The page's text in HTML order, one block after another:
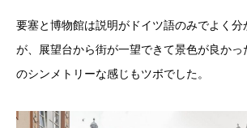
要塞と博物館は説明がドイツ語のみでよく分
が、展望台から街が一望できて景色が良かっ
のシンメトリーな感じもツボでした。